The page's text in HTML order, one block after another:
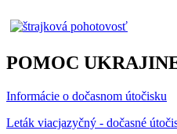
POMOC
Informácie o dočasnom útočisku
Leták viacjazyčný - dočasné